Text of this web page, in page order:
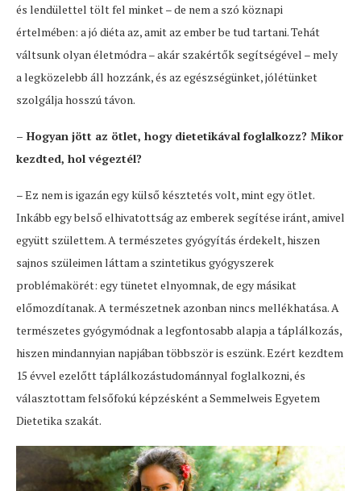
és lendülettel tölt fel minket – de nem a szó köznapi
értelmében: a jó diéta az, amit az ember be tud tartani. Tehát
váltsunk olyan életmódra – akár szakértők segítségével – mely
a legközelebb áll hozzánk, és az egészségünket, jólétünket
szolgálja hosszú távon.
– Hogyan jött az ötlet, hogy dietetikával foglalkozz? Mikor
kezdted, hol végeztél?
– Ez nem is igazán egy külső késztetés volt, mint egy ötlet.
Inkább egy belső elhivatottság az emberek segítése iránt, amivel
együtt születtem. A természetes gyógyítás érdekelt, hiszen
sajnos szüleimen láttam a szintetikus gyógyszerek
problémakörét: egy tünetet elnyomnak, de egy másikat
előmozdítanak. A természetnek azonban nincs mellékhatása. A
természetes gyógymódnak a legfontosabb alapja a táplálkozás,
hiszen mindannyian napjában többször is eszünk. Ezért kezdtem
15 évvel ezelőtt táplálkozástudománnyal foglalkozni, és
választottam felsőfokú képzésként a Semmelweis Egyetem
Dietetika szakát.